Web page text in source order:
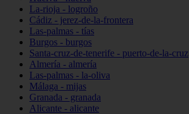
La-rioja - logroño
Cádiz - jerez-de-la-frontera
Las-palmas - tías
Burgos - burgos
Santa-cruz-de-tenerife - puerto-de-la-cruz
Almería - almería
Las-palmas - la-oliva
Málaga - mijas
Granada - granada
Alicante - alicante